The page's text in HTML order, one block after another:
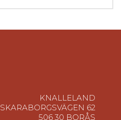
KNALLELAND
SKARABORGSVÄGEN 62
506 30 BORÅS